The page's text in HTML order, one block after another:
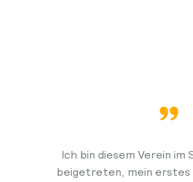
Ich bin diesem Verein im
beigetreten, mein erstes